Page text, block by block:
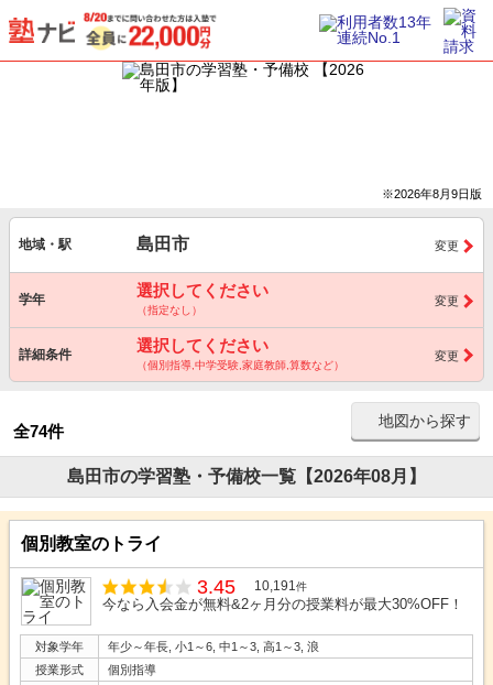
※2026年8月9日版
地域・駅 島田市 変更
学年 選択してください
（指定なし）
変更
詳細条件 選択してください
（個別指導,中学受験,家庭教師,算数など）
変更
全74件
地図から探す
島田市の学習塾・予備校一覧【2026年08月】
個別教室のトライ
3.45 10,191件
今なら入会金が無料&2ヶ月分の授業料が最大30%OFF！
対象学年
年少～年長, 小1～6, 中1～3, 高1～3, 浪
授業形式
個別指導